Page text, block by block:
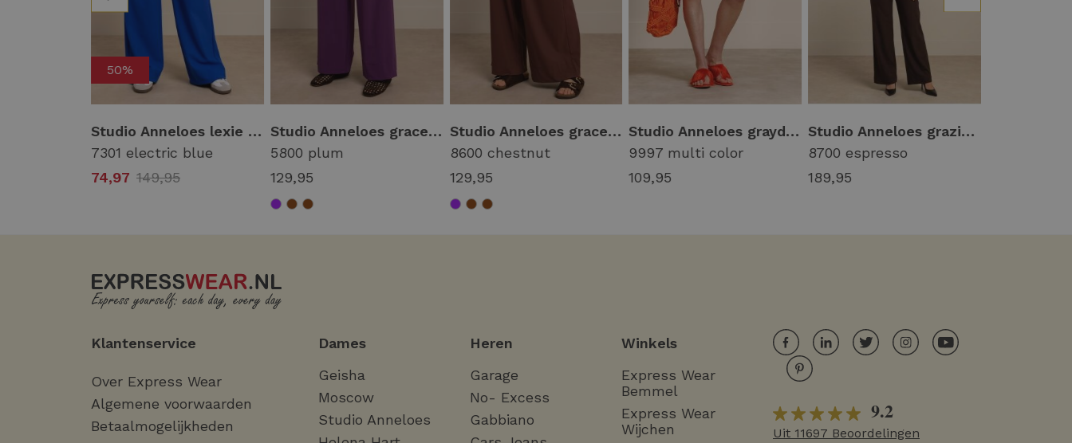
50%
Studio Anneloes lexie bonded trousers 13729 Broek 7301 electric blue
7301 electric blue
74,97 149,95
Studio Anneloes grace trousers 13931 Broek 5800 plum
5800 plum
129,95
Studio Anneloes grace trousers 13931 Broek 8600 chestnut
8600 chestnut
129,95
Studio Anneloes grayden short 14172 Korte broeken 9997 multi color
9997 multi color
109,95
Studio Anneloes grazia jumpsuit 13612 Jumpsuit 8700 espresso
8700 espresso
189,95
Klantenservice
Over Express Wear
Algemene voorwaarden
Betaalmogelijkheden
Dames
Geisha
Moscow
Studio Anneloes
Heren
Garage
No- Excess
Gabbiano
Winkels
Express Wear
Bemmel
Express Wear
Wijchen
9.2
Uit 11697 Beoordelingen